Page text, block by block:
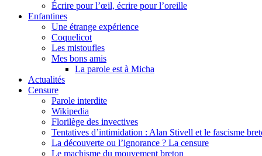
Écrire pour l’œil, écrire pour l’oreille
Enfantines
Une étrange expérience
Coquelicot
Les mistoufles
Mes bons amis
La parole est à Micha
Actualités
Censure
Parole interdite
Wikipedia
Florilège des invectives
Tentatives d’intimidation : Alan Stivell et le fascisme
La découverte ou l’ignorance ? La censure
Le machisme du mouvement breton